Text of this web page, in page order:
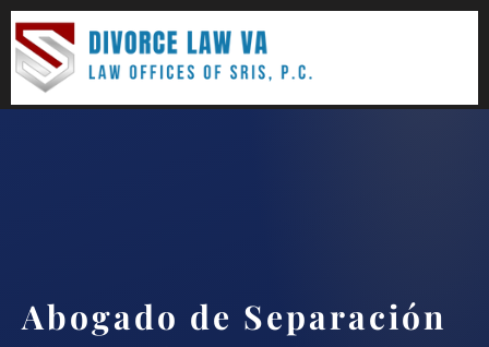
Abogado de Separación